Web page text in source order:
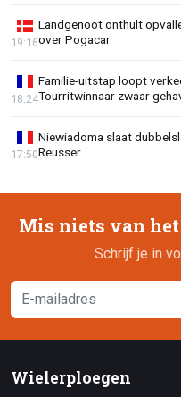
Landgenoot onthult
over Pogacar
19:16
Familie-uitstap loopt
Tourritwinnaar zwaar
18:24
Niewiadoma slaat
Reusser
17:50
Mis niets van
Schrijf je in
Wielerploegen